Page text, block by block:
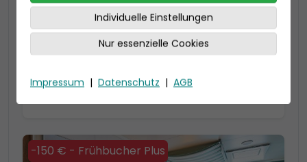
2-Bett Veranda Komfort (VC)
24-37 qm, inklusive Veranda (4-16 qm)
VC: bis zu 4 Personen mit extra viel Platz
-150 € - Frühbucher Plus
Individuelle Einstellungen
Nur essenzielle Cookies
Impressum | Datenschutz | AGB